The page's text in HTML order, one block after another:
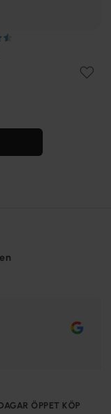
ÖPPET KÖP